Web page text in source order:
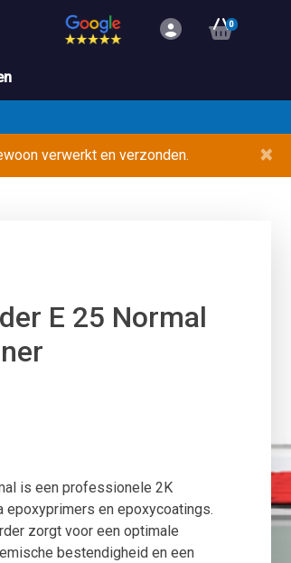
0
verwerkt en verzonden. ×
E 25 Normal
is een professionele 2K
epoxyprimers en epoxycoatings.
zorgt voor een optimale
bestendigheid en een